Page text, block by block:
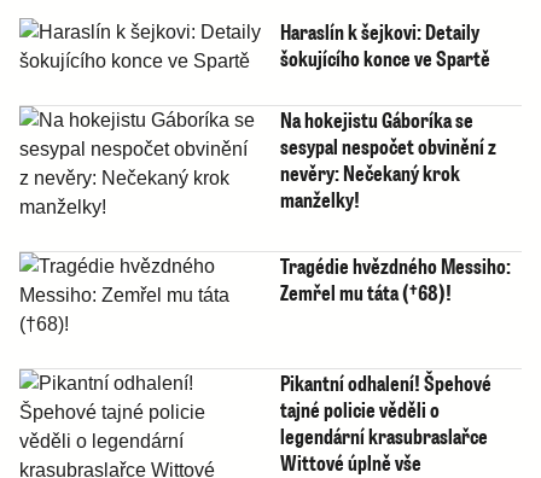
Haraslín k šejkovi: Detaily
šokujícího konce ve Spartě
Na hokejistu Gáboríka se
sesypal nespočet obvinění z
nevěry: Nečekaný krok
manželky!
Tragédie hvězdného Messiho:
Zemřel mu táta (†68)!
Pikantní odhalení! Špehové
tajné policie věděli o
legendární krasubraslařce
Wittové úplně vše